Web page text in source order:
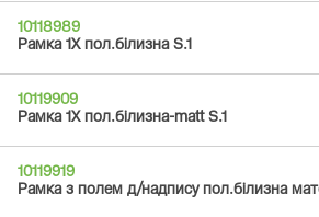
10118989
Рамка 1Х пол.білизна S.1
10119909
Рамка 1Х пол.білизна-matt S.1
10119919
Рамка з полем д/надпису пол.білизна